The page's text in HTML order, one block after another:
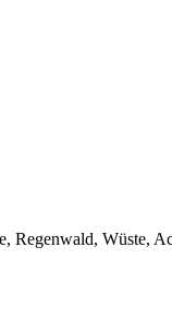
Wüste,